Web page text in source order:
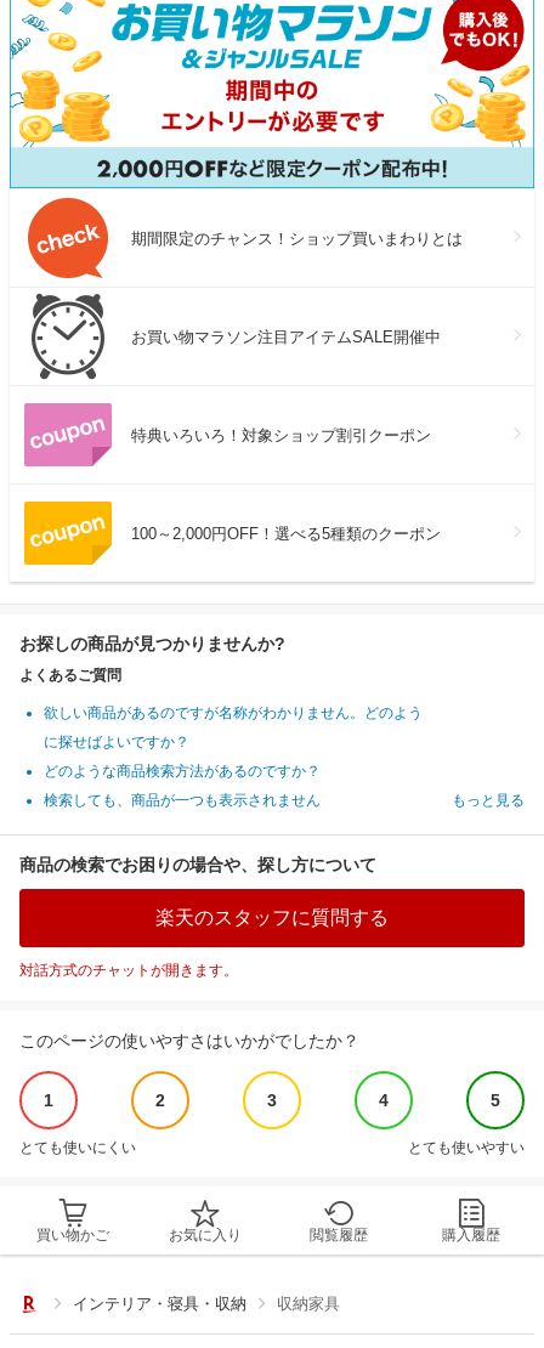
期間限定のチャンス！ショップ買いまわりとは
お買い物マラソン注目アイテムSALE開催中
特典いろいろ！対象ショップ割引クーポン
100～2,000円OFF！選べる5種類のクーポン
お探しの商品が見つかりませんか?
よくあるご質問
欲しい商品があるのですが名称がわかりません。どのよう
に探せばよいですか？
どのような商品検索方法があるのですか？
検索しても、商品が一つも表示されません
もっと見る
商品の検索でお困りの場合や、探し方について
楽天のスタッフに質問する
対話方式のチャットが開きます。
このページの使いやすさはいかがでしたか？
1 2 3 4 5
とても使いにくい とても使いやすい
買い物かご お気に入り 閲覧履歴 購入履歴
インテリア・寝具・収納 収納家具